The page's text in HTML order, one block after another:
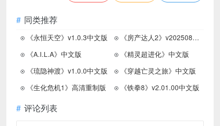
同类推荐
《永恒天空》v1.0.3中文版
《房产达人2》v20250803中文版
《A.I.L.A》中文版
《精灵超进化》中文版
《琉隐神渡》v1.0.0中文版
《穿越亡灵之旅》中文版
《生化危机1》高清重制版
《铁拳8》v2.01.00中文版
评论列表